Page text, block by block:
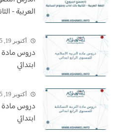
العربية -
أكتوبر 19, 2025
دروس مادة
ابتدائي
أكتوبر 19, 2025
دروس مادة
ابتدائي